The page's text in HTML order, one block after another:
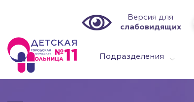
Версия для
слабовидящих
Подразделения